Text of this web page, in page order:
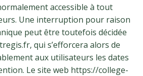
accessible à tout
Une interruption pour raison
peut être toutefois décidée
qui s’efforcera alors de
aux utilisateurs les dates
Le site web https://college-